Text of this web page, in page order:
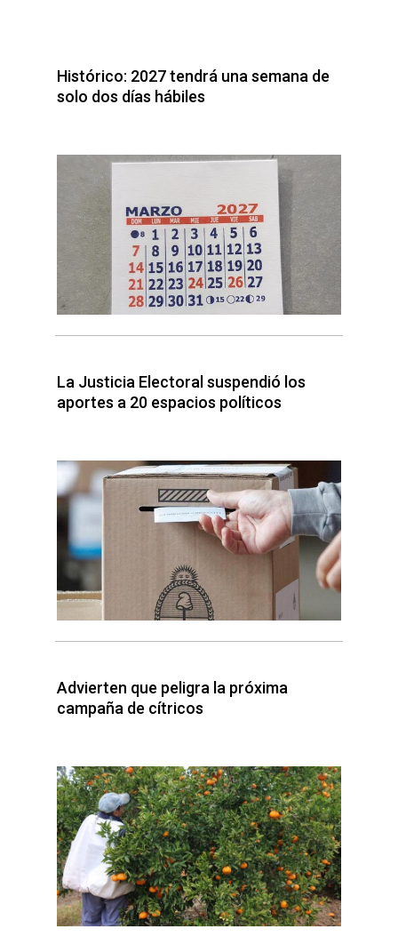
Histórico: 2027 tendrá una semana de
solo dos días hábiles
La Justicia Electoral suspendió los
aportes a 20 espacios políticos
Advierten que peligra la próxima
campaña de cítricos